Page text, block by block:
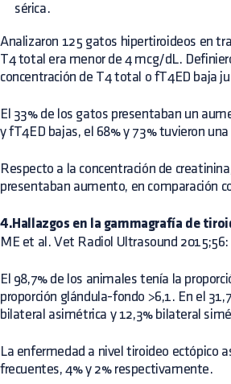
sérica.
Analizaron 125 gatos hipertiroideos en
T4 total era menor de 4 mcg/dL.
concentración de T4 total o fT4ED baja
El 33% de los gatos presentaban un
y fT4ED bajas, el 68% y 73% tuvieron
Respecto a la concentración de
presentaban aumento, en comparación
4.Hallazgos en la gammagrafía de
ME et al. Vet Radiol Ultrasound
El 98,7% de los animales tenía la
proporción glándula-fondo >6,1. En el
bilateral asimétrica y 12,3% bilateral
La enfermedad a nivel tiroideo ectópico
frecuentes, 4% y 2% respectivamente.